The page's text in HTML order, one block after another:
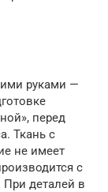
руками —
перед
Ткань с
не имеет
с
При деталей в